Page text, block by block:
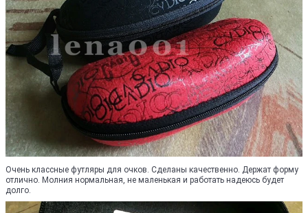
Очень классные футляры для очков. Сделаны качественно. Держат форму
отлично. Молния нормальная, не маленькая и работать надеюсь будет
долго.